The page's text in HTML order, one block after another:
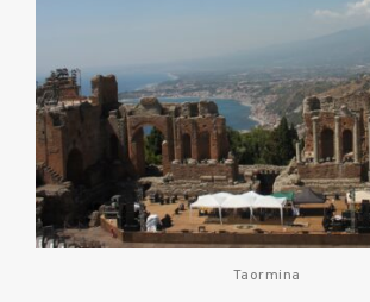
Taormina